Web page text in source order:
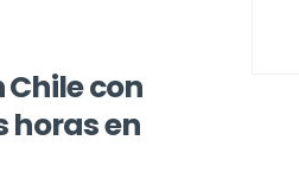
con
horas en